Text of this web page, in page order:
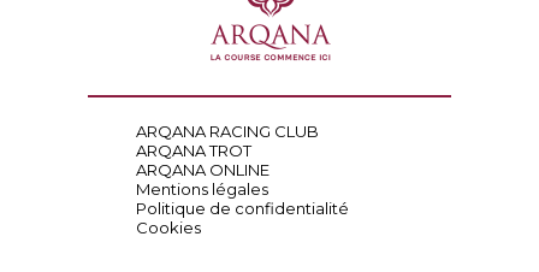
ARQANA RACING CLUB
ARQANA TROT
ARQANA ONLINE
Mentions légales
Politique de confidentialité
Cookies